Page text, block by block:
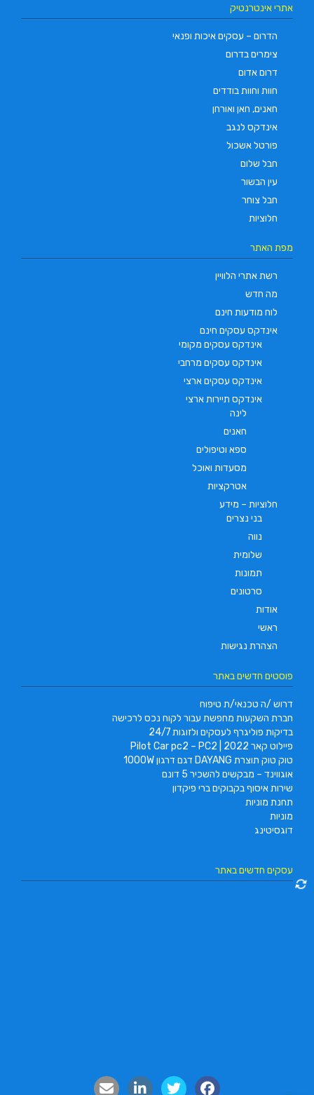
אתרי אינטרנטיק
הדרום – עסקים איכות ופנאי
צימרים בדרום
דרום אדום
חוות וחוות בודדים
חאנים, חאן ואורחן
אינדקס לנגב
פורטל אשכול
חבל שלום
עין הבשור
חבל צוחר
חלוציות
מפת האתר
רשת אתרי הלוויין
מה חדש
לוח מודעות חינם
אינדקס עסקים חינם
אינדקס עסקים מקומי
אינדקס עסקים מרחבי
אינדקס עסקים ארצי
אינדקס תיירות ארצי
לינה
חאנים
ספא וטיפולים
מסעדות ואוכל
אטרקציות
חלוציות – מידע
בני נצרים
נווה
שלומית
תמונות
סרטונים
אודות
ראשי
הצהרת נגישות
פוסטים חדשים באתר
דרוש /ה טכנאי/ת טיפוח
חברת השקעות מחפשת עבור לקוח נכס לרכישה
בדיקות פוליגרף לעסקים ולזוגות 24/7
פיילוט קאר 2022 | Pilot Car pc2 – PC2
טוק טוק תוצרת DAYANG דגם דרגון 1000W
אוגווינד – מבקשים להשכיר 5 דונם
שירות איסוף בקבוקים ברי פיקדון
תחנת מוניות
מוניות
דוגסיטינג
עסקים חדשים באתר